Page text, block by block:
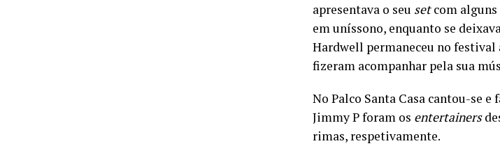
apresentava o seu setcom alguns
em uníssono, enquanto se
Hardwell permaneceu no festival
fizeram acompanhar pela sua
No Palco Santa Casa cantou-se
Jimmy P foram os entertainers
rimas, respetivamente.